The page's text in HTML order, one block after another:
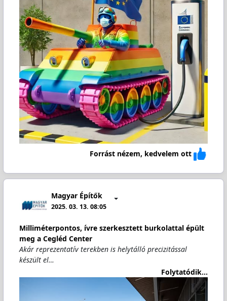
Forrást nézem, kedvelem ott
Magyar Építők
2025. 03. 13. 08:05
Milliméterpontos, ívre szerkesztett burkolattal épült
meg a Cegléd Center
Akár reprezentatív terekben is helytálló precizitással
készült el…
Folytatódik...